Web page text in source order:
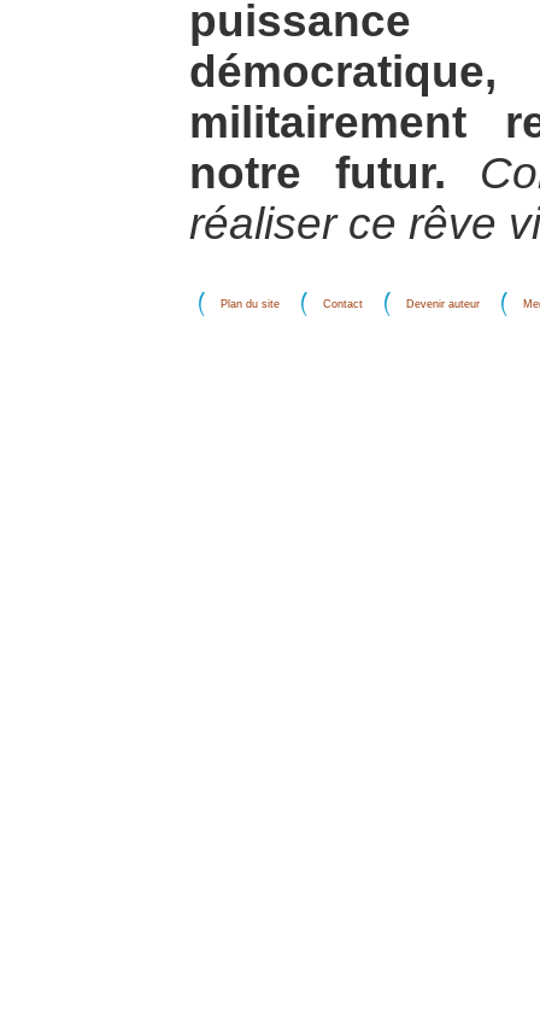
militairement
notre futur.
réaliser ce rêve
Plan du site Contact Devenir auteur